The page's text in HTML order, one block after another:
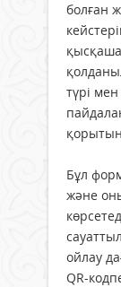
болған
түрі
Бұл
және
ойлау
QR-